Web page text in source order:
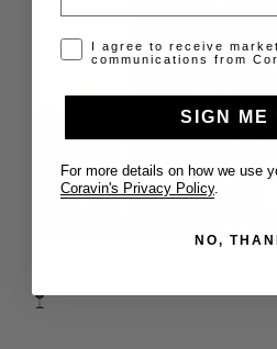
Opt-in disclaimer
I agree to receive
communications from
SIGN ME
For more details on how we use
Coravin's Privacy Policy.
NO,